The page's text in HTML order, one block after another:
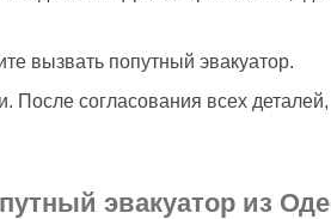
вызвать попутный эвакуатор.
После согласования всех
эвакуатор из